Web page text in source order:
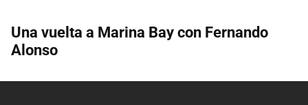
Una vuelta a Marina Bay con Fernando
Alonso